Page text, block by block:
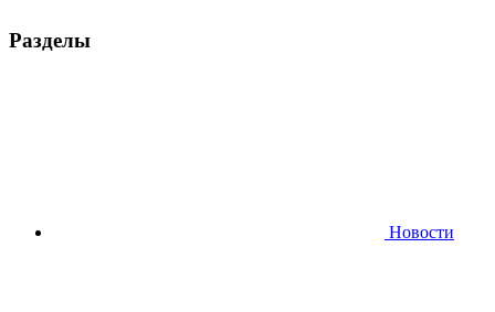
Разделы
Новости